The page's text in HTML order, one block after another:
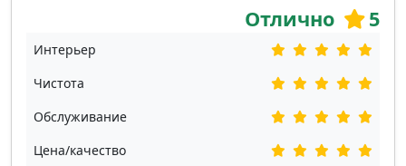
Отлично 5
Интерьер
Чистота
Обслуживание
Цена/качество